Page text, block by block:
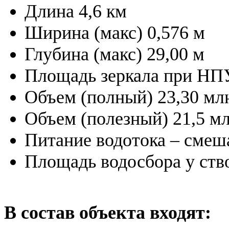
Длина 4,6 км
Ширина (макс) 0,576 м
Глубина (макс) 29,00 м
Площадь зеркала при
Объем (полный) 23,30
Объем (полезный) 21,5
Питание водотока –
Площадь водосбора у
В состав объекта входят: